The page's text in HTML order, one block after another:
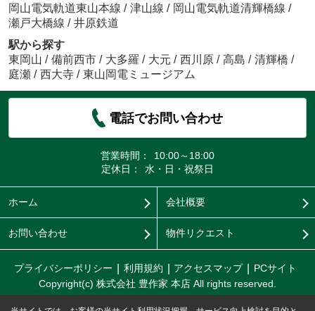
岡山電気軌道東山本線 / 津山線 / 岡山電気軌道清輝橋線 /
瀬戸大橋線 / 井原鉄道
駅から探す
東岡山 / 備前西市 / 大多羅 / 大元 / 西川原 / 高島 / 清輝橋 /
庭瀬 / 西大寺 / 東山岡電ミュージアム
電話でお問い合わせ
営業時間：
10:00～18:00
定休日：
水・日・祝祭日
ホーム 会社概要
お問い合わせ 物件リクエスト
プライバシーポリシー 利用規約 アクセスマップ
PCサイト
Copyright(c) 株式会社 豊作家 本店 All rights reserved.